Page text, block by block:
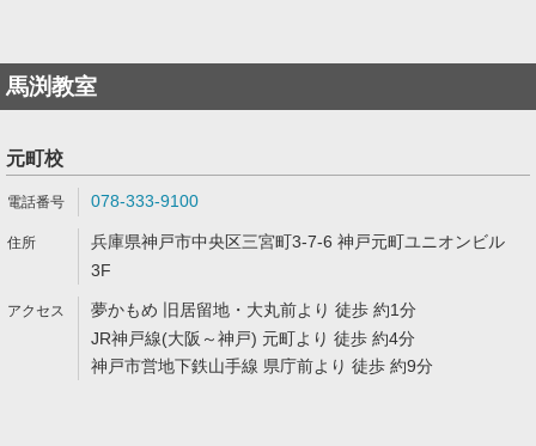
馬渕教室
元町校
078-333-9100
兵庫県神戸市中央区三宮町3-7-6 神戸元町ユニオンビル
3F
夢かもめ 旧居留地・大丸前より 徒歩 約1分
JR神戸線(大阪～神戸) 元町より 徒歩 約4分
神戸市営地下鉄山手線 県庁前より 徒歩 約9分